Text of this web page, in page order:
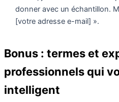
donner avec un échantillon.
[votre adresse e-mail] ».
Bonus : termes et
professionnels qui
intelligent